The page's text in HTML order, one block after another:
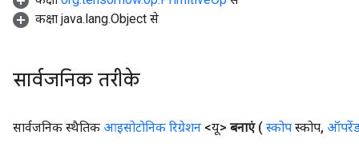
कक्षा java.lang.Object से
सार्वजनिक तरीके
सार्वजनिक स्थैतिक आइसोटोनिक रिग्रेशन <यू> बनाएं ( स्कोप स्कोप,